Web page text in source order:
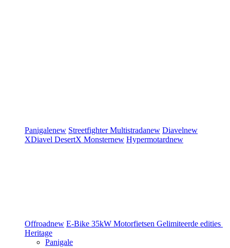
Panigalenew StreetfighterMultistradanew Diavelnew
XDiavel DesertX Monsternew Hypermotardnew
Offroadnew E-Bike 35kW Motorfietsen Gelimiteerde edities
Heritage
Panigale